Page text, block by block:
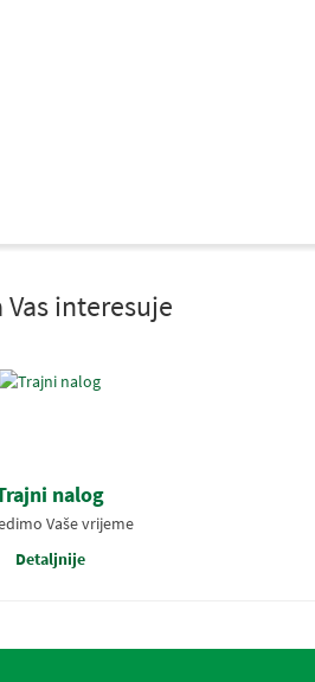
Vas interesuje
nalog
Vaše vrijeme
Detaljnije